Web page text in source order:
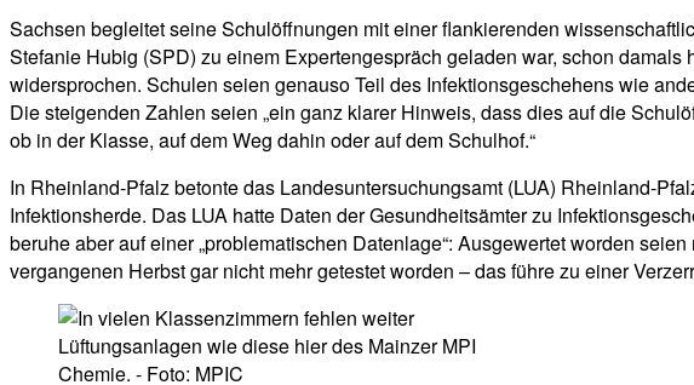
Sachsen begleitet seine Schulöffnungen mit einer flankierenden
Stefanie Hubig (SPD) zu einem Expertengespräch geladen war, schon
widersprochen. Schulen seien genauso Teil des Infektionsgeschehens wie
Die steigenden Zahlen seien „ein ganz klarer Hinweis, dass dies auf die
ob in der Klasse, auf dem Weg dahin oder auf dem Schulhof.“
In Rheinland-Pfalz betonte das Landesuntersuchungsamt (LUA) Rheinland-
Infektionsherde. Das LUA hatte Daten der Gesundheitsämter zu
beruhe aber auf einer „problematischen Datenlage“: Ausgewertet worden
vergangenen Herbst gar nicht mehr getestet worden – das führe zu einer